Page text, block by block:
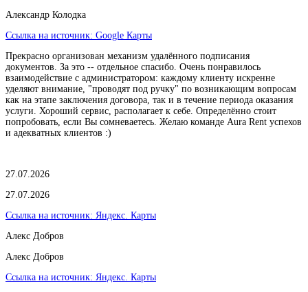
Александр Колодка
Ссылка на источник: Google Карты
Прекрасно организован механизм удалённого подписания
документов. За это -- отдельное спасибо. Очень понравилось
взаимодействие с администратором: каждому клиенту искренне
уделяют внимание, "проводят под ручку" по возникающим вопросам
как на этапе заключения договора, так и в течение периода оказания
услуги. Хороший сервис, располагает к себе. Определённо стоит
попробовать, если Вы сомневаетесь. Желаю команде Aura Rent успехов
и адекватных клиентов :)
27.07.2026
27.07.2026
Ссылка на источник: Яндекс. Карты
Алекс Добров
Алекс Добров
Ссылка на источник: Яндекс. Карты